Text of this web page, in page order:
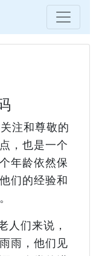
注和尊敬的
，也是一个
年龄依然保
们的经验和
人们来说，
雨，他们见